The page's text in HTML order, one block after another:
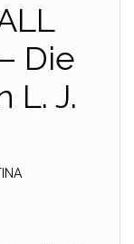
Die
L. J.